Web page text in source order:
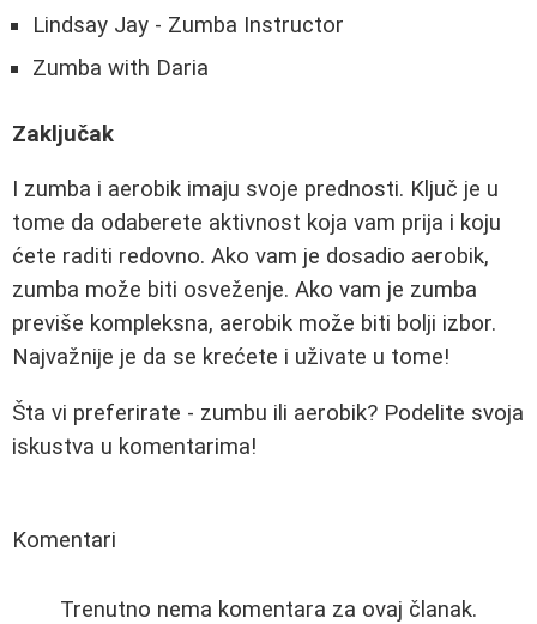
Lindsay Jay - Zumba Instructor
Zumba with Daria
Zaključak
I zumba i aerobik imaju svoje prednosti. Ključ je u
tome da odaberete aktivnost koja vam prija i koju
ćete raditi redovno. Ako vam je dosadio aerobik,
zumba može biti osveženje. Ako vam je zumba
previše kompleksna, aerobik može biti bolji izbor.
Najvažnije je da se krećete i uživate u tome!
Šta vi preferirate - zumbu ili aerobik? Podelite svoja
iskustva u komentarima!
Komentari
Trenutno nema komentara za ovaj članak.